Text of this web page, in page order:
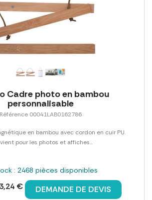
Cadre photo en bambou
personnalisable
Référence 00041LAB0162786
en bambou avec cordon en cuir PU.
pour les photos et affiches...
: 2468 pièces disponibles
3,24 € DEMANDE DE DEVIS